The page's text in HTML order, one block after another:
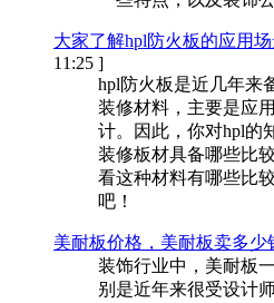
大家了解hpl防火板的应用场
11:25 ]
hpl防火板是近几年来
装修材料，主要是
计。因此，你对hpl
装修板材具备哪些比较
看这种材料有哪些比
吧！
美耐板价格，美耐板卖多少钱
装饰行业中，美耐板
别是近年来很受设计师